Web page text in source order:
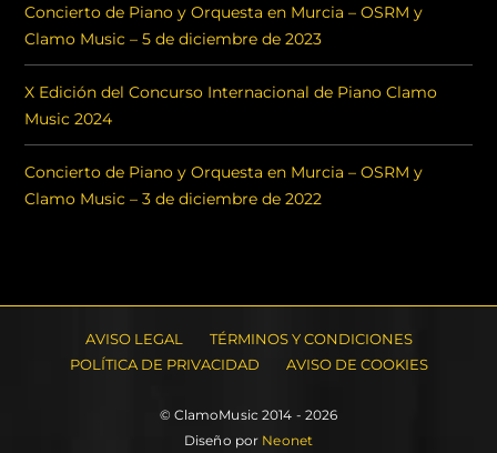
Concierto de Piano y Orquesta en Murcia – OSRM y
Clamo Music – 5 de diciembre de 2023
X Edición del Concurso Internacional de Piano Clamo
Music 2024
Concierto de Piano y Orquesta en Murcia – OSRM y
Clamo Music – 3 de diciembre de 2022
AVISO LEGAL
TÉRMINOS Y CONDICIONES
POLÍTICA DE PRIVACIDAD
AVISO DE COOKIES
© ClamoMusic 2014 - 2026
Diseño por Neonet